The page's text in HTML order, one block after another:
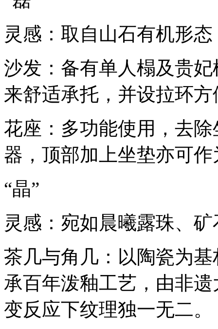
灵感：取自山石有机形
沙发：备有单人榻及贵
来舒适承托，并设拉环
花座：多功能使用，去
器，顶部加上坐垫亦可
“晶”
灵感：宛如晨曦露珠、
茶几与角几：以陶瓷为
承百年泼釉工艺，由非
变反应下纹理独一无二。